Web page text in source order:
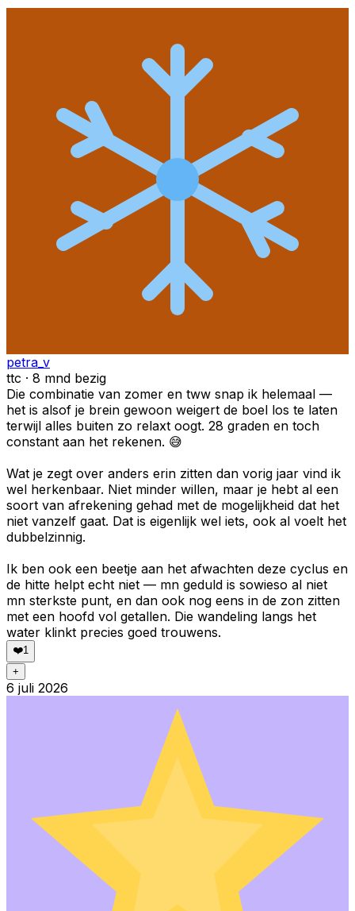
petra_v
ttc · 8 mnd bezig
Die combinatie van zomer en tww snap ik helemaal —
het is alsof je brein gewoon weigert de boel los te laten
terwijl alles buiten zo relaxt oogt. 28 graden en toch
constant aan het rekenen. 😅
Wat je zegt over anders erin zitten dan vorig jaar vind ik
wel herkenbaar. Niet minder willen, maar je hebt al een
soort van afrekening gehad met de mogelijkheid dat het
niet vanzelf gaat. Dat is eigenlijk wel iets, ook al voelt het
dubbelzinnig.
Ik ben ook een beetje aan het afwachten deze cyclus en
de hitte helpt echt niet — mn geduld is sowieso al niet
mn sterkste punt, en dan ook nog eens in de zon zitten
met een hoofd vol getallen. Die wandeling langs het
water klinkt precies goed trouwens.
❤️1
+
6 juli 2026